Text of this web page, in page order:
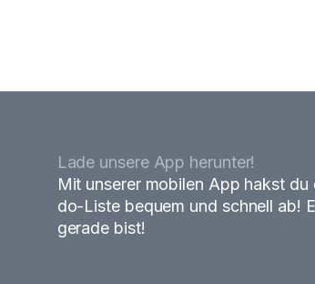
Lade unsere App herunter!
Mit unserer mobilen App hakst du
do-Liste bequem und schnell ab!
gerade bist!